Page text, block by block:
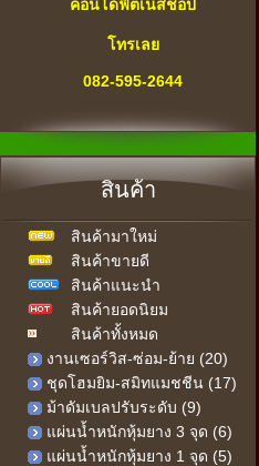
คอนโดฟิตเนสช็อป
โทรเลย
082-595-2644
" สายด่วน "
เครื่องออกกำลังกาย
ทุกคำถาม-ทุกปัญหา
เรามีคำตอบ
เรายินดีให้บริการ
สินค้า
สินค้ามาใหม่
สินค้าขายดี
สินค้าแนะนำ
สินค้ายอดนิยม
สินค้าทั้งหมด
งานเซอร์วิส-ซ่อม-ย้าย (20)
ชุดโฮมยิม-สมิทแมชชีน (17)
ม้าดัมเบลปรับระดับ (9)
แผ่นน้ำหนักหุ้มยาง 3 จุด (6)
แผ่นน้ำหนักหุ้มยาง 1 จุด (5)